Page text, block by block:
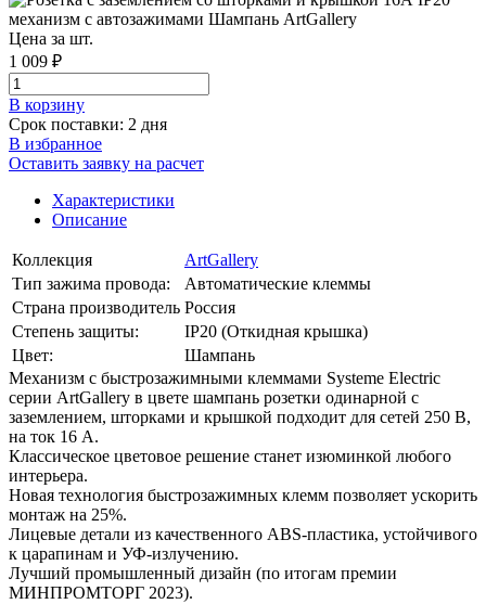
Цена за шт.
1 009 ₽
В корзинy
Срок поставки: 2 дня
В избранное
Оставить заявку на расчет
Характеристики
Описание
Коллекция
ArtGallery
Тип зажима провода:
Автоматические клеммы
Страна производитель Россия
Степень защиты:
IP20 (Откидная крышка)
Цвет:
Шампань
Механизм с быстрозажимными клеммами Systeme Electric
серии ArtGallery в цвете шампань розетки одинарной с
заземлением, шторками и крышкой подходит для сетей 250 В,
на ток 16 А.
Классическое цветовое решение станет изюминкой любого
интерьера.
Новая технология быстрозажимных клемм позволяет ускорить
монтаж на 25%.
Лицевые детали из качественного ABS-пластика, устойчивого
к царапинам и УФ-излучению.
Лучший промышленный дизайн (по итогам премии
МИНПРОМТОРГ 2023).